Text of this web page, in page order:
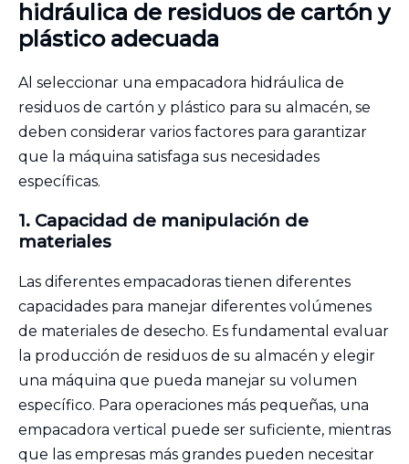
hidráulica de residuos de cartón y
plástico adecuada
Al seleccionar una empacadora hidráulica de
residuos de cartón y plástico para su almacén, se
deben considerar varios factores para garantizar
que la máquina satisfaga sus necesidades
específicas.
1. Capacidad de manipulación de
materiales
Las diferentes empacadoras tienen diferentes
capacidades para manejar diferentes volúmenes
de materiales de desecho. Es fundamental evaluar
la producción de residuos de su almacén y elegir
una máquina que pueda manejar su volumen
específico. Para operaciones más pequeñas, una
empacadora vertical puede ser suficiente, mientras
que las empresas más grandes pueden necesitar